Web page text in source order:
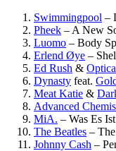
Swimmingpool –
Pheek – A New
Luomo – Body
Erlend Øye –
Ed Rush &
Dynasty feat.
Meat Katie &
Advanced
MiA. – Was Es Ist
The Beatles –
Johnny Cash –